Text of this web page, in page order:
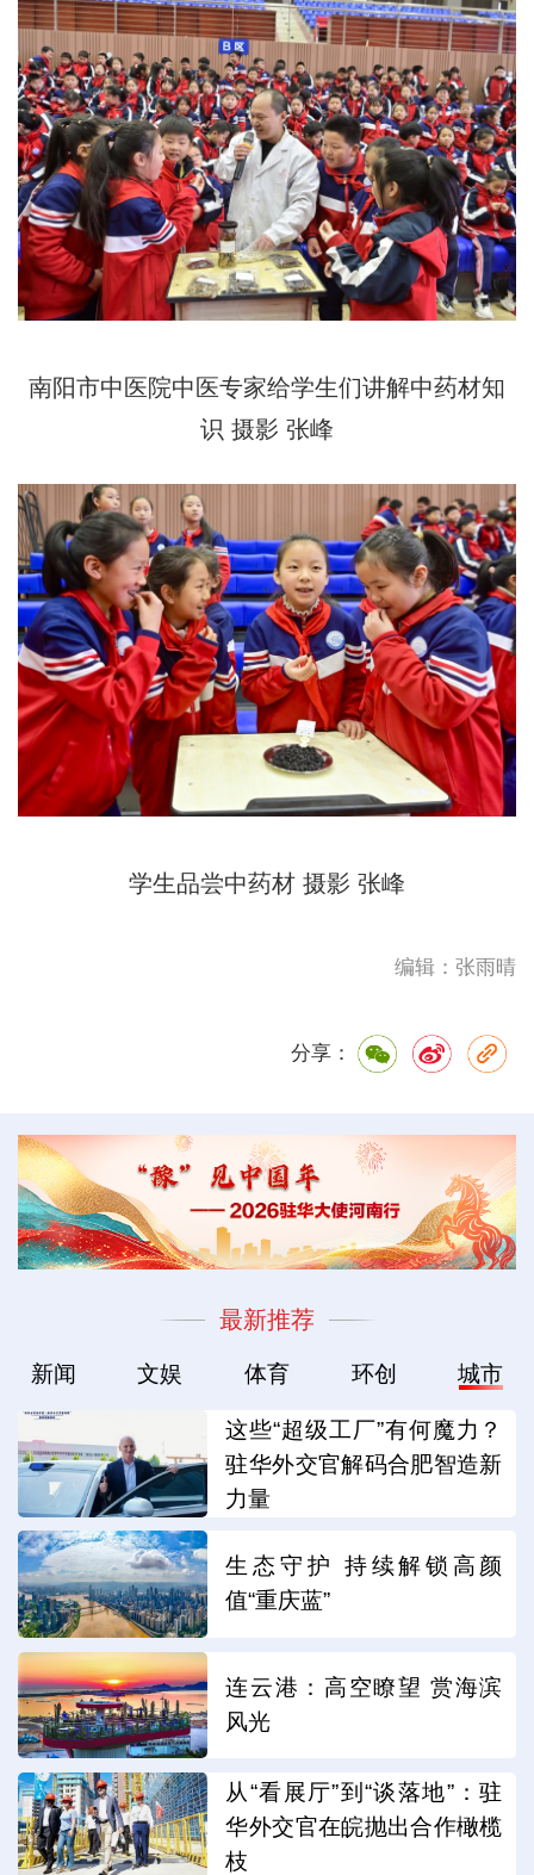
南阳市中医院中医专家给学生们讲解中药材知
识 摄影 张峰
学生品尝中药材 摄影 张峰
编辑：张雨晴
分享：
最新推荐
新闻 文娱 体育 环创 城市
这些“超级工厂”有何魔力？
驻华外交官解码合肥智造新
力量
生态守护 持续解锁高颜
值“重庆蓝”
连云港：高空瞭望 赏海滨
风光
从“看展厅”到“谈落地”：驻
华外交官在皖抛出合作橄榄
枝